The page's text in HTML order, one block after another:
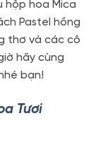
hộp hoa Mica
Pastel hồng
thơ và các cô
hãy cùng
bạn!
Tươi